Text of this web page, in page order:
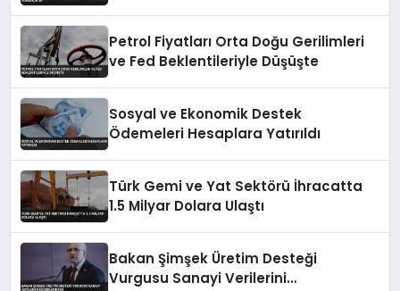
Petrol Fiyatları Orta Doğu Gerilimleri
ve Fed Beklentileriyle Düşüşte
Sosyal ve Ekonomik Destek
Ödemeleri Hesaplara Yatırıldı
Türk Gemi ve Yat Sektörü İhracatta
1.5 Milyar Dolara Ulaştı
Bakan Şimşek Üretim Desteği
Vurgusu Sanayi Verilerini